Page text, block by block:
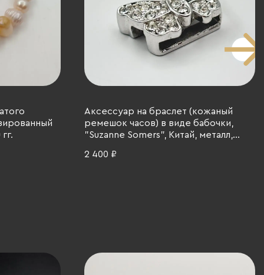
Аксессуар на браслет (кожаный
ремешок часов) в виде бабочки,
"Suzanne Somers", Китай, металл,
цвета, 1970-2000 гг.
2 400 ₽